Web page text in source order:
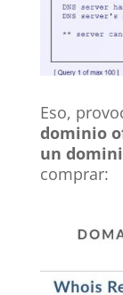
Eso,
dominio
un
comprar: